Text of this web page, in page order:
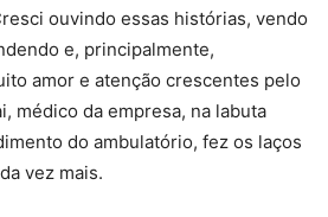
ouvindo essas histórias, vendo
e, principalmente,
amor e atenção crescentes pelo
médico da empresa, na labuta
do ambulatório, fez os laços
vez mais.